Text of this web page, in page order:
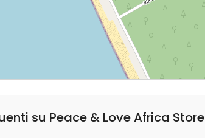
su Peace & Love Africa Store